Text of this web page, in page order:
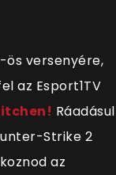
ös versenyére,
az Esport1TV
Ráadásul
Strike 2
az